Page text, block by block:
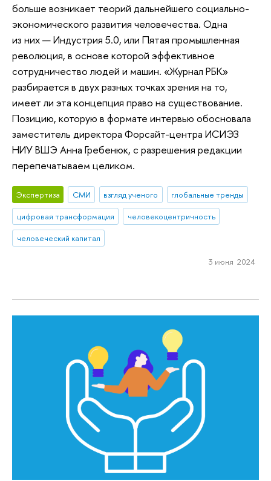
больше возникает теорий дальнейшего социально-
экономического развития человечества. Одна
из них — Индустрия 5.0, или Пятая промышленная
революция, в основе которой эффективное
сотрудничество людей и машин. «Журнал РБК»
разбирается в двух разных точках зрения на то,
имеет ли эта концепция право на существование.
Позицию, которую в формате интервью обосновала
заместитель директора Форсайт-центра ИСИЭЗ
НИУ ВШЭ Анна Гребенюк, с разрешения редакции
перепечатываем целиком.
Экспертиза СМИ взгляд ученого
глобальные тренды
цифровая трансформация
человекоцентричность
человеческий капитал
3 июня 2024